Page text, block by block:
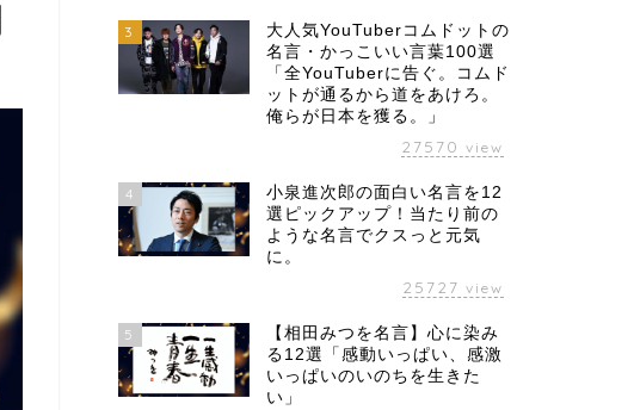
3
大人気YouTuberコムドットの
名言・かっこいい言葉100選
「全YouTuberに告ぐ。コムド
ットが通るから道をあけろ。
俺らが日本を獲る。」
27570 view
4
小泉進次郎の面白い名言を12
選ピックアップ！当たり前の
ような名言でクスっと元気
に。
25727 view
5
【相田みつを名言】心に染み
る12選「感動いっぱい、感激
いっぱいのいのちを生きた
い」